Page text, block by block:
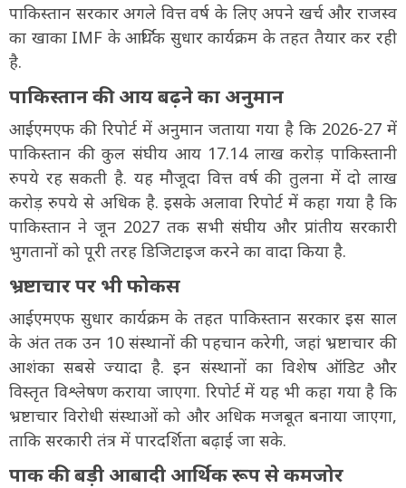
पाकिस्तान सरकार अगले वित्त वर्ष के लिए अपने खर्च और राजस्व
का खाका IMF के आर्थिक सुधार कार्यक्रम के तहत तैयार कर रही
है.
पाकिस्तान की आय बढ़ने का अनुमान
आईएमएफ की रिपोर्ट में अनुमान जताया गया है कि 2026-27 में
पाकिस्तान की कुल संघीय आय 17.14 लाख करोड़ पाकिस्तानी
रुपये रह सकती है. यह मौजूदा वित्त वर्ष की तुलना में दो लाख
करोड़ रुपये से अधिक है. इसके अलावा रिपोर्ट में कहा गया है कि
पाकिस्तान ने जून 2027 तक सभी संघीय और प्रांतीय सरकारी
भुगतानों को पूरी तरह डिजिटाइज करने का वादा किया है.
भ्रष्टाचार पर भी फोकस
आईएमएफ सुधार कार्यक्रम के तहत पाकिस्तान सरकार इस साल
के अंत तक उन 10 संस्थानों की पहचान करेगी, जहां भ्रष्टाचार की
आशंका सबसे ज्यादा है. इन संस्थानों का विशेष ऑडिट और
विस्तृत विश्लेषण कराया जाएगा. रिपोर्ट में यह भी कहा गया है कि
भ्रष्टाचार विरोधी संस्थाओं को और अधिक मजबूत बनाया जाएगा,
ताकि सरकारी तंत्र में पारदर्शिता बढ़ाई जा सके.
पाक की बड़ी आबादी आर्थिक रूप से कमजोर